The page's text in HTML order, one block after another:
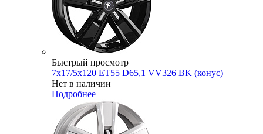
Быстрый просмотр
7x17/5x120 ET55 D65,1 VV326 BK (конус)
Нет в наличии
Подробнее